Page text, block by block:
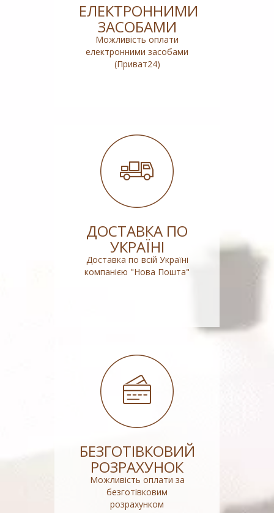
ЕЛЕКТРОННИМИ
ЗАСОБАМИ
Можливість оплати
електронними засобами
(Приват24)
ДОСТАВКА ПО
УКРАЇНІ
Доставка по всій Україні
компанією "Нова Пошта"
БЕЗГОТІВКОВИЙ
РОЗРАХУНОК
Можливість оплати за
безготівковим
розрахунком